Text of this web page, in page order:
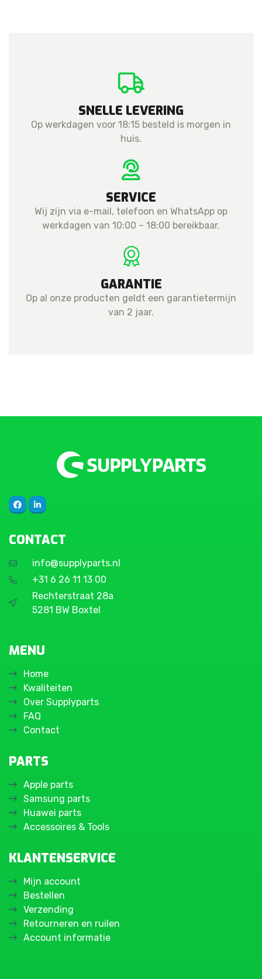
SNELLE LEVERING
Op werkdagen voor 18:15 besteld is morgen in
huis.
SERVICE
Wij zijn via e-mail, telefoon en WhatsApp op
werkdagen van 10:00 – 18:00 bereikbaar.
GARANTIE
Op al onze producten geldt een garantietermijn
van 2 jaar.
CONTACT
info@supplyparts.nl
+31 6 26 11 13 00
Rechterstraat 28a
5281 BW Boxtel
MENU
Home
Kwaliteiten
Over Supplyparts
FAQ
Contact
PARTS
Apple parts
Samsung parts
Huawei parts
Accessoires & Tools
KLANTENSERVICE
Mijn account
Bestellen
Verzending
Retourneren en ruilen
Account informatie